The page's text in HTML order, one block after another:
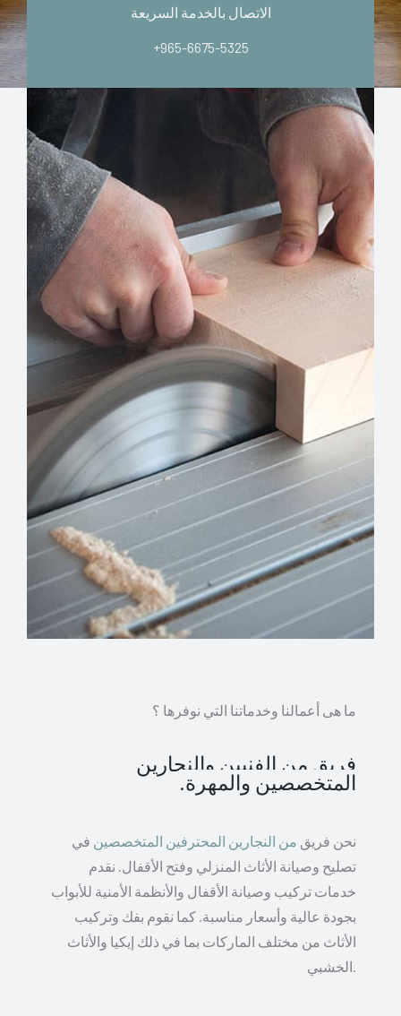
الاتصال بالخدمة السريعة
+965-6675-5325
ما هى أعمالنا وخدماتنا التي نوفرها ؟
فريق من الفنيين والنجارين
المتخصصين والمهرة.
نحن فريق من النجارين المحترفين المتخصصين في
تصليح وصيانة الأثاث المنزلي وفتح الأقفال. نقدم
خدمات تركيب وصيانة الأقفال والأنظمة الأمنية للأبواب
بجودة عالية وأسعار مناسبة. كما نقوم بفك وتركيب
الأثاث من مختلف الماركات بما في ذلك إيكيا والأثاث
الخشبي.